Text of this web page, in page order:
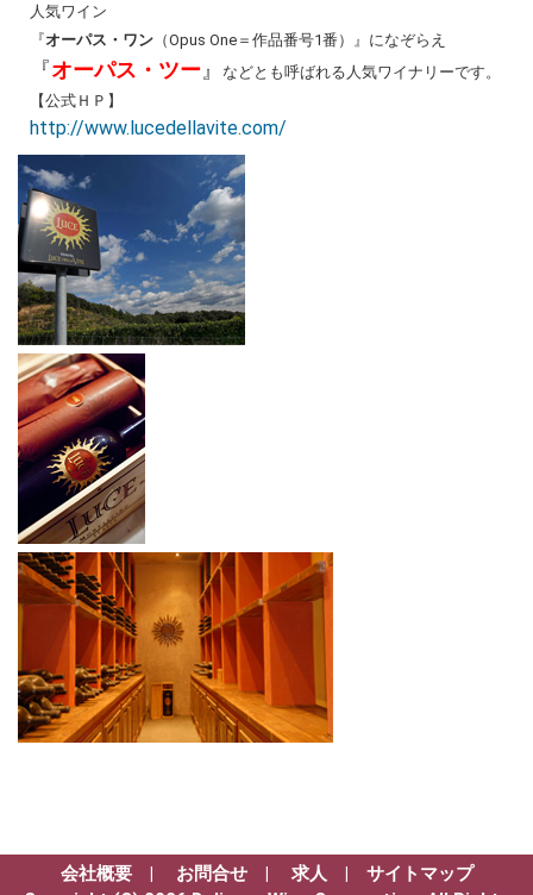
人気ワイン
『オーパス・ワン （Opus One＝作品番号1番）』になぞらえ
『オーパス・ツー 』
などとも呼ばれる人気ワイナリーです。
【公式ＨＰ】
http://www.lucedellavite.com/
会社概要| お問合せ| 求人 | サイトマップ